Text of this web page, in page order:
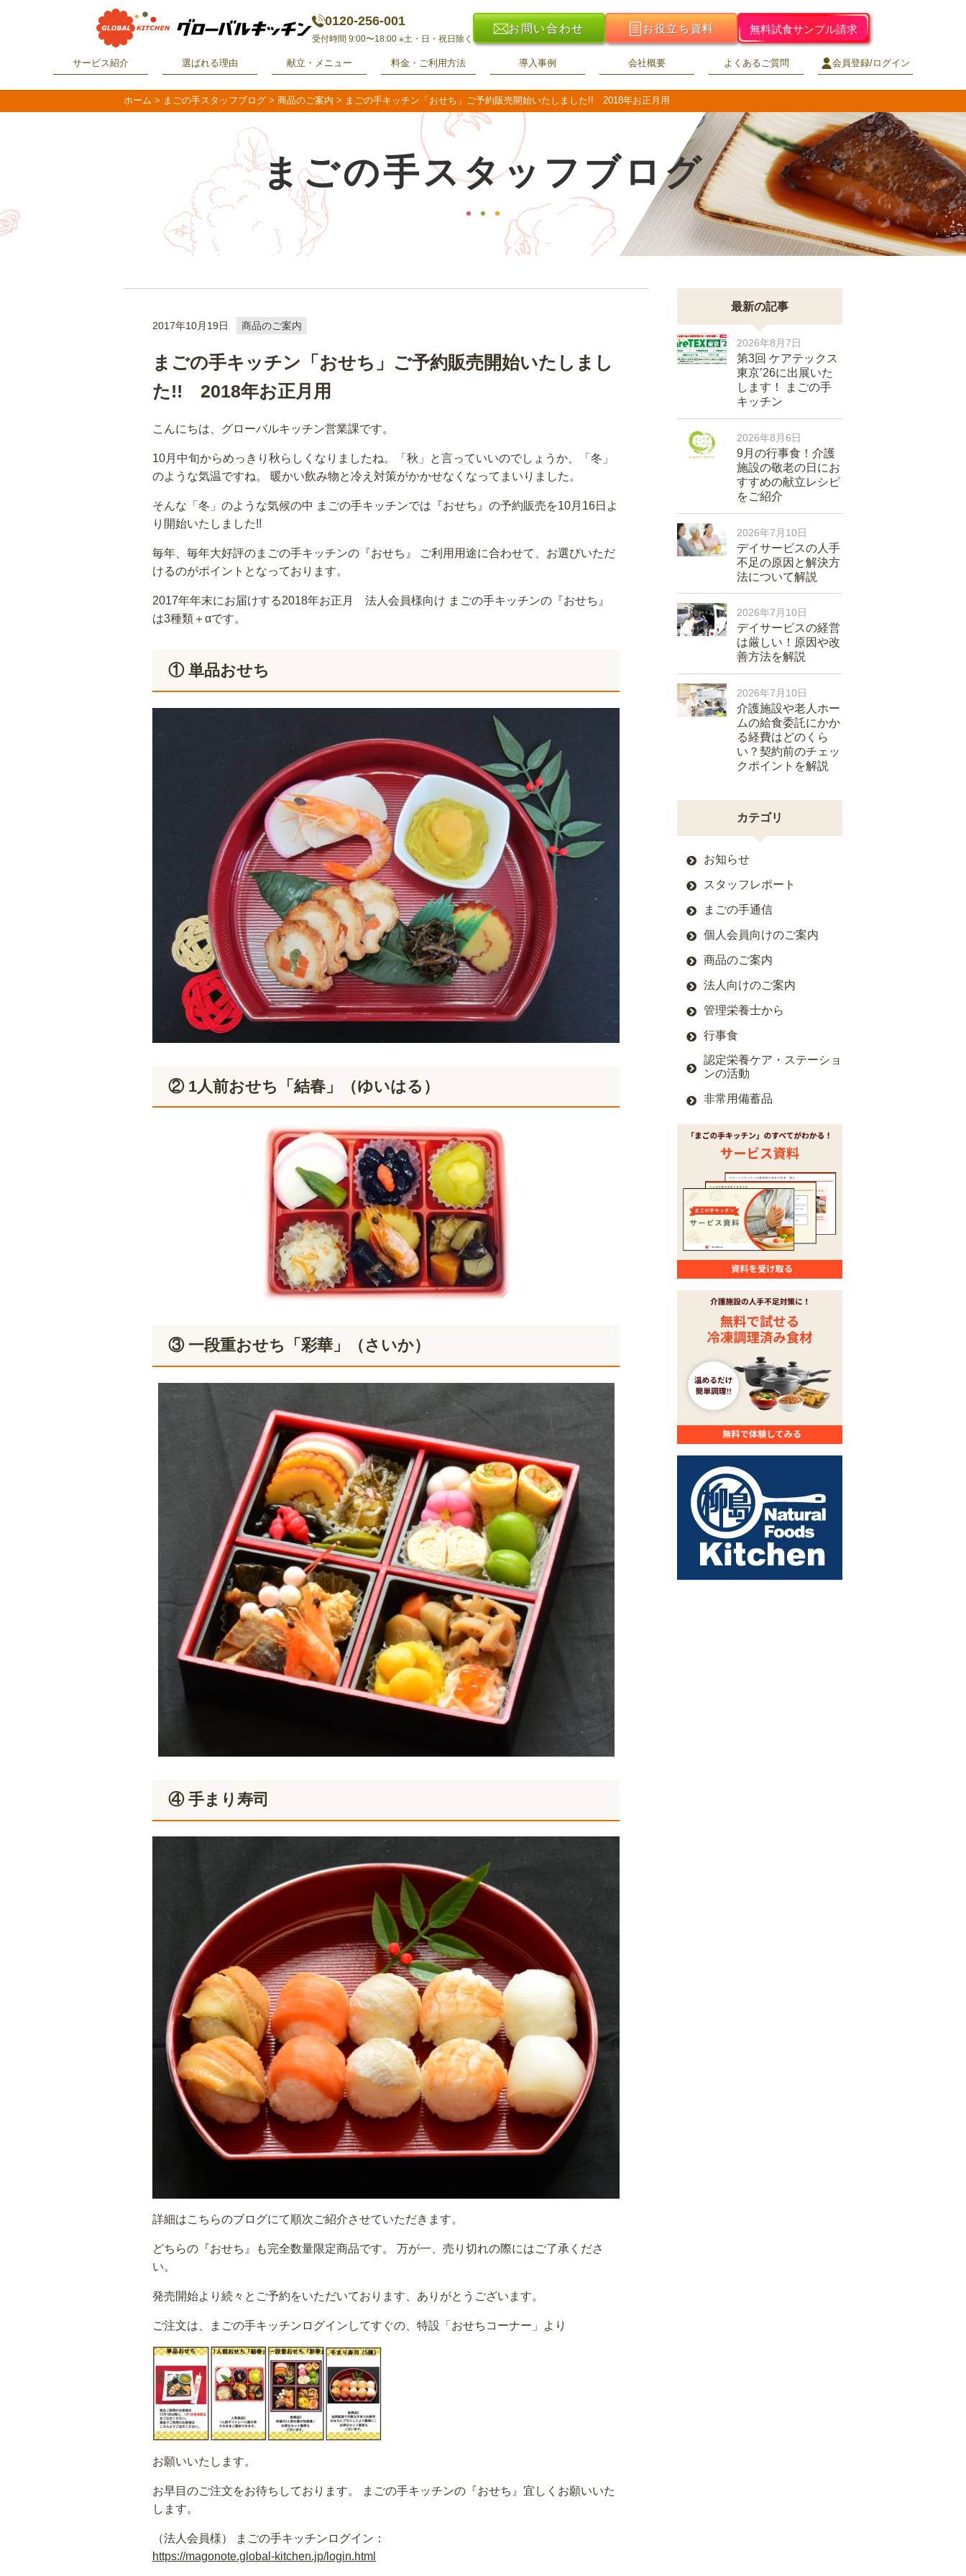
0120-256-001
受付時間 9:00〜18:00 ※土・日・祝日除く
お問い合わせ お役立ち資料 無料試食サンプル請求
サービス紹介 選ばれる理由 献立・メニュー 料金・ご利用方法 導入事例 会社概要 よくあるご質問 会員登録/ログイン
ホーム > まごの手スタッフブログ > 商品のご案内 > まごの手キッチン「おせち」ご予約販売開始いたしました!! 2018年お正月用
まごの手スタッフブログ
2017年10月19日 商品のご案内
まごの手キッチン「おせち」ご予約販売開始いたしまし
た!! 2018年お正月用
こんにちは、グローバルキッチン営業課です。
10月中旬からめっきり秋らしくなりましたね。「秋」と言っていいのでしょうか、「冬」
のような気温ですね。 暖かい飲み物と冷え対策がかかせなくなってまいりました。
そんな「冬」のような気候の中 まごの手キッチンでは『おせち』の予約販売を10月16日よ
り開始いたしました!!
毎年、毎年大好評のまごの手キッチンの『おせち』 ご利用用途に合わせて、お選びいただ
けるのがポイントとなっております。
2017年年末にお届けする2018年お正月 法人会員様向け まごの手キッチンの『おせち』
は3種類＋αです。
① 単品おせち
② 1人前おせち「結春」（ゆいはる）
③ 一段重おせち「彩華」（さいか）
④ 手まり寿司
詳細はこちらのブログにて順次ご紹介させていただきます。
どちらの『おせち』も完全数量限定商品です。 万が一、売り切れの際にはご了承くださ
い。
発売開始より続々とご予約をいただいております、ありがとうございます。
ご注文は、まごの手キッチンログインしてすぐの、特設「おせちコーナー」より
お願いいたします。
お早目のご注文をお待ちしております。 まごの手キッチンの『おせち』宜しくお願いいた
します。
（法人会員様） まごの手キッチンログイン：
https://magonote.global-kitchen.jp/login.html
最新の記事
2026年8月7日
第3回 ケアテックス
東京’26に出展いた
します！ まごの手
キッチン
2026年8月6日
9月の行事食！介護
施設の敬老の日にお
すすめの献立レシピ
をご紹介
2026年7月10日
デイサービスの人手
不足の原因と解決方
法について解説
2026年7月10日
デイサービスの経営
は厳しい！原因や改
善方法を解説
2026年7月10日
介護施設や老人ホー
ムの給食委託にかか
る経費はどのくら
い？契約前のチェッ
クポイントを解説
カテゴリ
お知らせ
スタッフレポート
まごの手通信
個人会員向けのご案内
商品のご案内
法人向けのご案内
管理栄養士から
行事食
認定栄養ケア・ステーショ
ンの活動
非常用備蓄品